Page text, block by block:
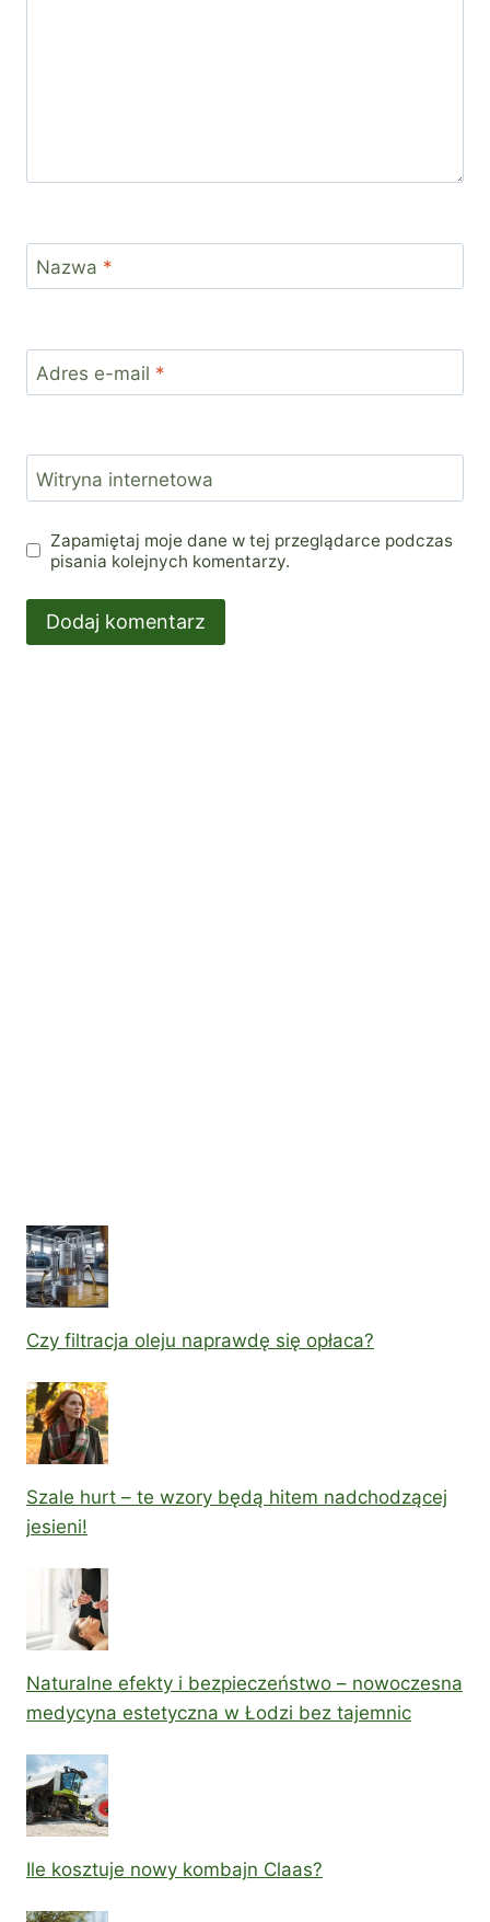
Nazwa *
Adres e-mail *
Witryna internetowa
Zapamiętaj moje dane w tej przeglądarce podczas
pisania kolejnych komentarzy.
Czy filtracja oleju naprawdę się opłaca?
Szale hurt – te wzory będą hitem nadchodzącej
jesieni!
Naturalne efekty i bezpieczeństwo – nowoczesna
medycyna estetyczna w Łodzi bez tajemnic
Ile kosztuje nowy kombajn Claas?